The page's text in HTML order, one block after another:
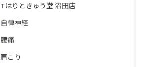
Tはりときゅう堂 沼田店
自律神経
腰痛
肩こり